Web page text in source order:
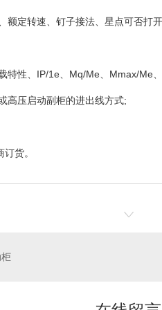
额定转速、钉子接法、星点可否打
特性、IP/1e、Mq/Me、Mmax/Me
高压启动副柜的进出线方式;
货。